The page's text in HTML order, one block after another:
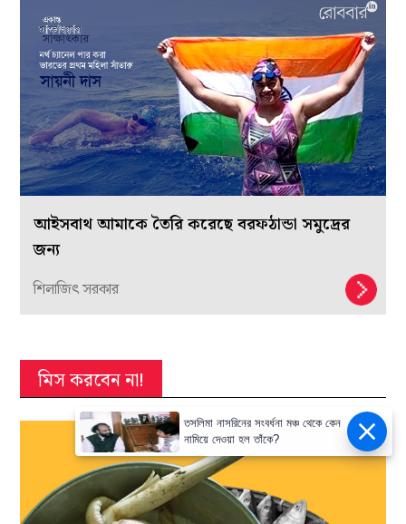
আইসবাথ আমাকে তৈরি করেছে বরফঠান্ডা সমুদ্রের
জন্য
শিলাজিৎ সরকার
মিস করবেন না!
তসলিমা নাসরিনের সংবর্ধনা মঞ্চ থেকে কেন
নামিয়ে দেওয়া হল তাঁকে?